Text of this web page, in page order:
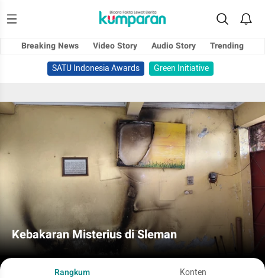
Breaking News Video Story Audio Story
Trending
SATU Indonesia Awards
Green Initiative
Kebakaran Misterius di Sleman
Rangkum Konten